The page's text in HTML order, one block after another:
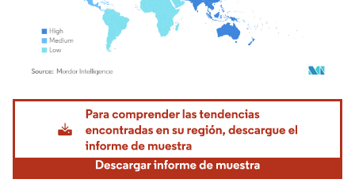
Imagen © Mordor Intelligence. El uso requiere atribución según CC BY 4.0.